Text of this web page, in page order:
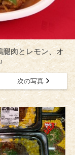
腿肉とレモン、オ
次の写真